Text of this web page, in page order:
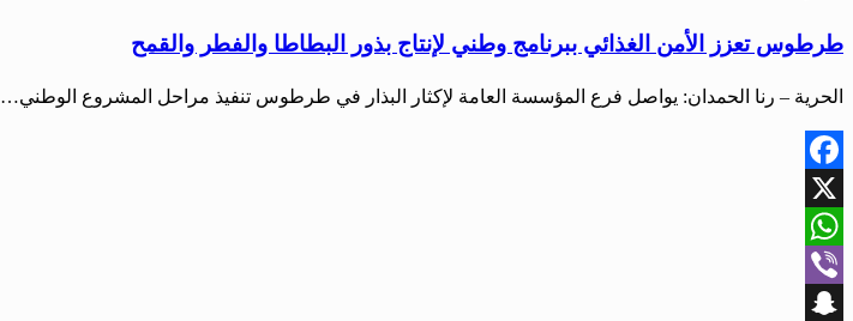
طرطوس تعزز الأمن الغذائي ببرنامج وطني لإنتاج بذور البطاطا والفطر والقمح
الحرية – رنا الحمدان: يواصل فرع المؤسسة العامة لإكثار البذار في طرطوس تنفيذ مراحل المشروع الوطني…
Facebook
X
WhatsApp
Viber